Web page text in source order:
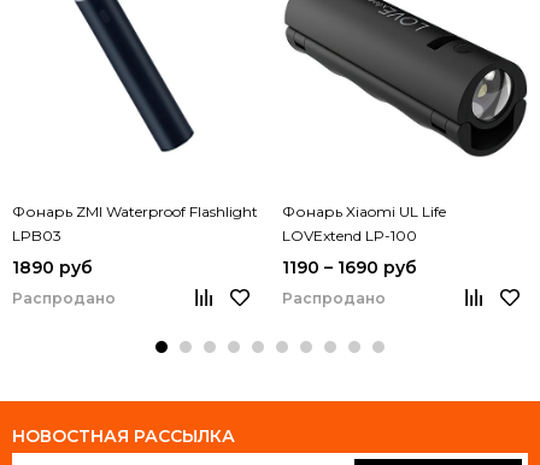
Фонарь ZMI Waterproof Flashlight
LPB03
1890 руб
Распродано
Фонарь Xiaomi UL Life
LOVExtend LP-100
1190 – 1690 руб
Распродано
НОВОСТНАЯ РАССЫЛКА